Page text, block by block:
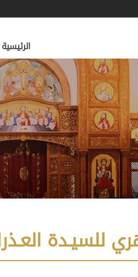
الرئيسية
للسيـدة